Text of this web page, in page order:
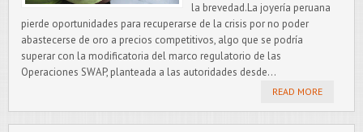
la brevedad.La joyería peruana
pierde oportunidades para recuperarse de la crisis por no poder
abastecerse de oro a precios competitivos, algo que se podría
superar con la modificatoria del marco regulatorio de las
Operaciones SWAP, planteada a las autoridades desde...
READ MORE